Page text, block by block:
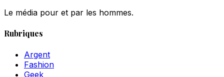
Le média pour et par les hommes.
Rubriques
Argent
Fashion
Geek